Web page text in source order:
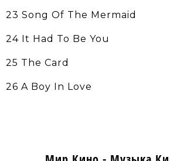
23 Song Of The Mermaid
24 It Had To Be You
25 The Card
26 A Boy In Love